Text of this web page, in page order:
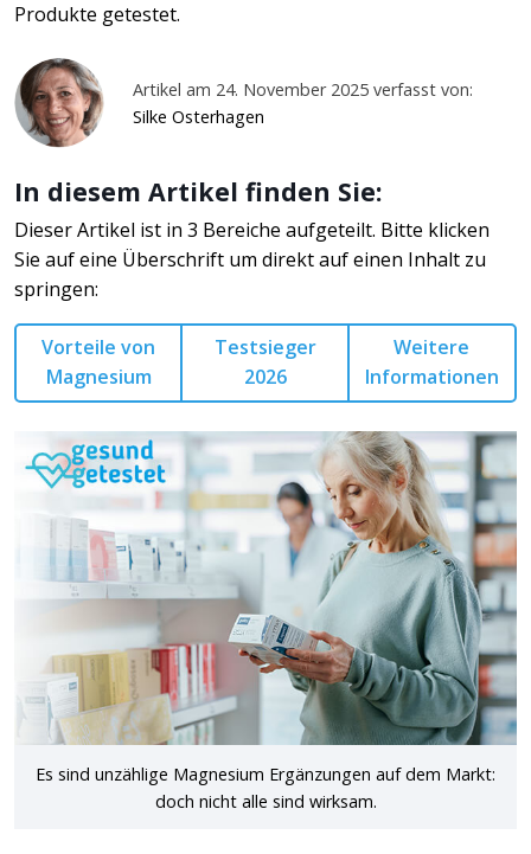
Produkte getestet.
Artikel am 24. November 2025 verfasst von:
Silke Osterhagen
In diesem Artikel finden Sie:
Dieser Artikel ist in 3 Bereiche aufgeteilt. Bitte klicken
Sie auf eine Überschrift um direkt auf einen Inhalt zu
springen:
Vorteile von
Magnesium
Testsieger
2026
Weitere
Informationen
Es sind unzählige Magnesium Ergänzungen auf dem Markt:
doch nicht alle sind wirksam.